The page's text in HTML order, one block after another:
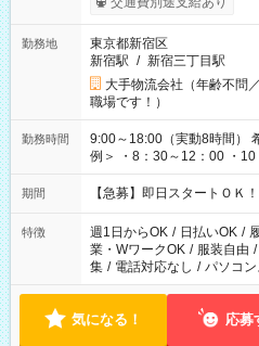
勤務地
東京都新宿区
新宿駅 / 新宿三丁目駅
大手物流会社（年齢不問
職場です！）
勤務時間
9:00～18:00（実動8時間） 希望の時間帯を選べます！ ＜シフト
例＞ ・8：30～12：00 ・
・13：00～22：00 ・22：
期間 【急募】即日スタートＯＫ
特徴 週1日からOK / 日払いOK /
業・WワークOK / 服装自由 /
集 / 電話対応なし / パソコ
気になる！ 応募